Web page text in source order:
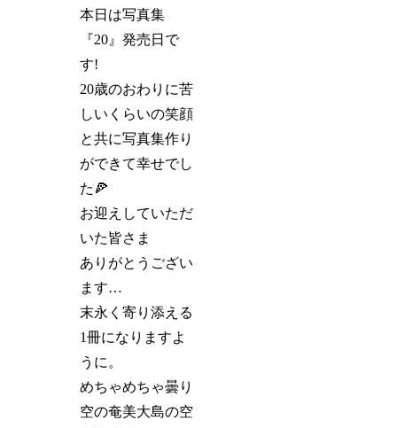
本日は写真集
『20』発売日で
す!
20歳のおわりに苦
しいくらいの笑顔
と共に写真集作り
ができて幸せでし
た🍕
お迎えしていただ
いた皆さま
ありがとうござい
ます…
末永く寄り添える
1冊になりますよ
うに。
めちゃめちゃ曇り
空の奄美大島の空